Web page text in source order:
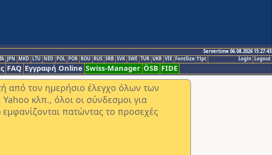
Servertime 06.08.2026 15:27:43
Logout
Login
JPN MKD LTU NED POL POR ROU RUS SRB SVK SWE TUR UKR VIE FontSize:11pt
FAQ Εγγραφή Online Swiss-Manager ÖSB FIDE
από τον ημερήσιο έλεγχο όλων των
κλπ., όλοι οι σύνδεσμοι για
πατώντας το προσεχές